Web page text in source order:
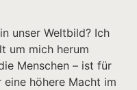
unser Weltbild? Ich
um mich herum
Menschen – ist für
höhere Macht im